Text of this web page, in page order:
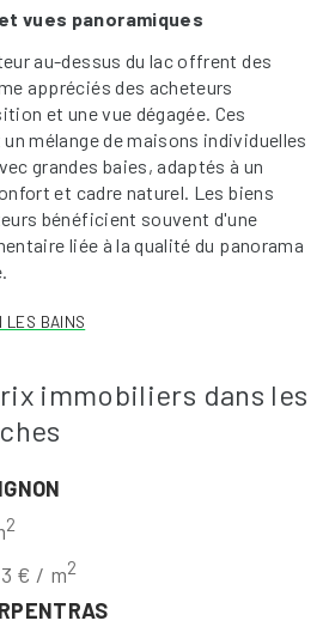
vues panoramiques
au-dessus du lac offrent des
appréciés des acheteurs
et une vue dégagée. Ces
mélange de maisons individuelles
grandes baies, adaptés à un
et cadre naturel. Les biens
bénéficient souvent d'une
liée à la qualité du panorama
BAINS
immobiliers dans les
2
€ / m2